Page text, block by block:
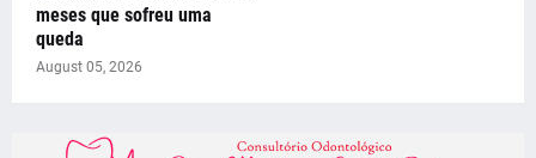
meses que sofreu uma
queda
August 05, 2026